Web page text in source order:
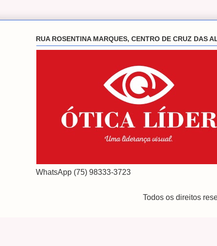
RUA ROSENTINA MARQUES, CENTRO DE CRUZ DAS
WhatsApp (75) 98333-3723
Todos os direitos